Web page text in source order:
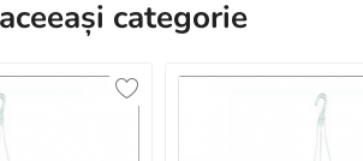
categorie